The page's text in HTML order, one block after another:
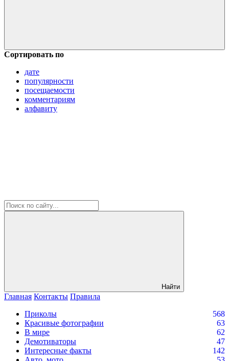
Сортировать по
дате
популярности
посещаемости
комментариям
алфавиту
Найти
Главная Контакты Правила
Приколы
568
Красивые фотографии
63
В мире
62
Демотиваторы
47
Интересные факты
142